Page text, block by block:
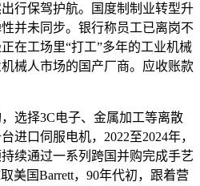
行保驾护航。国度制制业转型升
并未同步。银行称员工已离岗不
在工场里“打工”多年的工业机械
械人市场的国产厂商。应收账款
择3C电子、金属加工等离散
进口伺服电机，2022至2024年，
续通过一系列跨国并购完成手艺
美国Barrett，90年代初，跟着营